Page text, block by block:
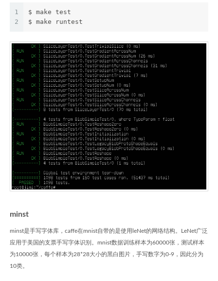
1
2
$ make test
$ make runtest
minst
minst是手写字体库，caffe在mnist自带的是使用leNet的网络结构。LeNet广泛
应用于美国的支票手写字体识别。mnist数据训练样本为60000张，测试样本
为10000张，每个样本为28*28大小的黑白图片，手写数字为0-9，因此分为
10类。